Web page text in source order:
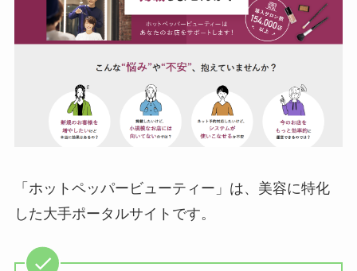
「ホットペッパービューティー」は、美容に特化
した大手ポータルサイトです。